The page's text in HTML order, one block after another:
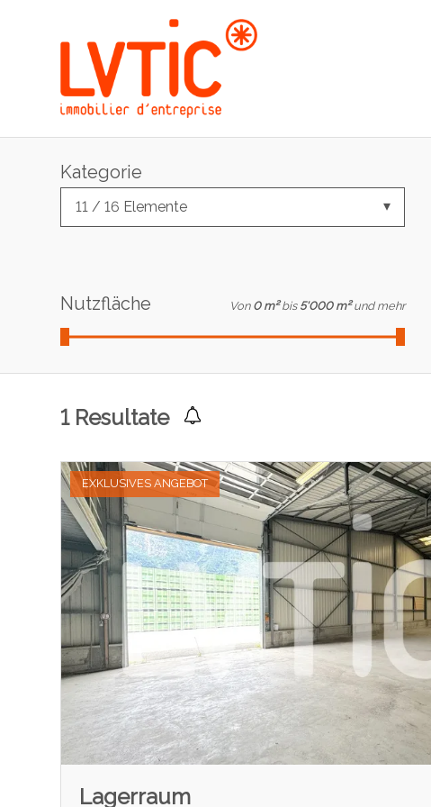
Kategorie
11 / 16 Elemente
Nutzfläche Von 0 m² bis 5'000 m² und mehr
1Resultate
EXKLUSIVES ANGEBOT
Lagerraum